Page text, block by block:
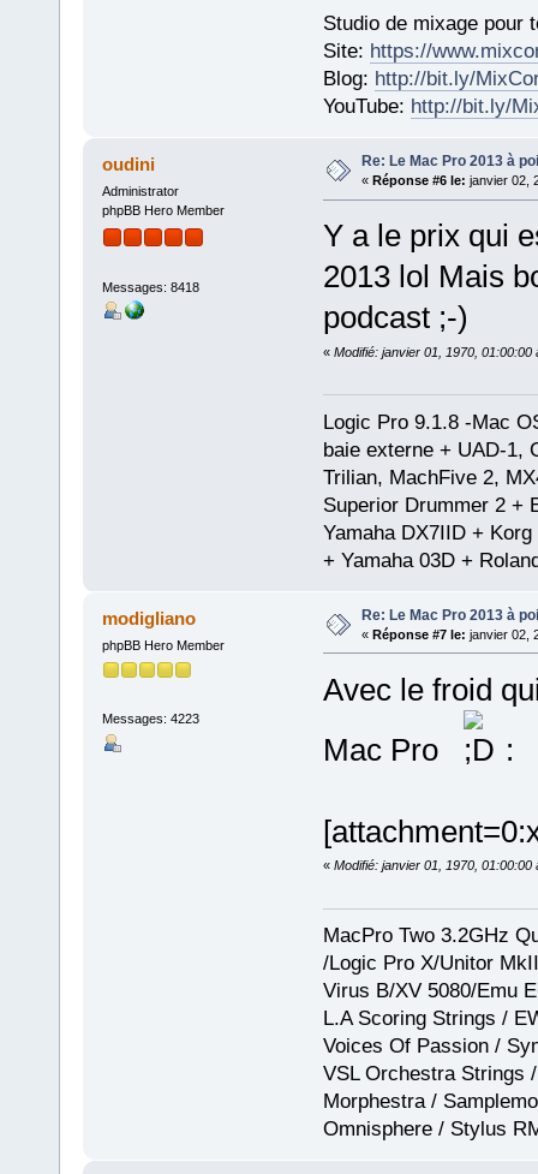
Studio de mixage pour
Site: https://
Blog: http://bit.ly/
YouTube: http://bit.ly/
oudini
Administrator
phpBB Hero Member
Messages: 8418
Re: Le Mac Pro 2013 à
« Réponse #6 le: janvier 02,
Y a le prix qui
2013 lol Mais
podcast ;-)
« Modifié: janvier 01, 1970, 01:00:00
Logic Pro 9.1.8 -Mac
baie externe + UAD-1,
Trilian, MachFive 2,
Superior Drummer 2 +
Yamaha DX7IID +
+ Yamaha 03D +
modigliano
phpBB Hero Member
Messages: 4223
Re: Le Mac Pro 2013 à
« Réponse #7 le: janvier 02,
Avec le froid
Mac Pro
:
« Modifié: janvier 01, 1970, 01:00:00
MacPro Two 3.2GHz
/Logic Pro X/Unitor
Virus B/XV 5080/Emu
L.A Scoring Strings /
Voices Of Passion /
VSL Orchestra Strings
Morphestra /
Omnisphere / Stylus